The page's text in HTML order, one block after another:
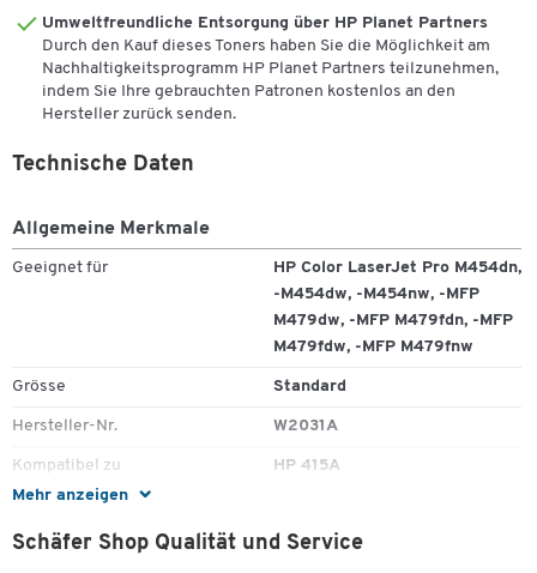
Umweltfreundliche Entsorgung über HP Planet Partners
Durch den Kauf dieses Toners haben Sie die Möglichkeit am
Nachhaltigkeitsprogramm HP Planet Partners teilzunehmen,
indem Sie Ihre gebrauchten Patronen kostenlos an den
Hersteller zurück senden.
Mehr anzeigen
Technische Daten
Allgemeine Merkmale
Geeignet für
HP Color LaserJet Pro M454dn,
-M454dw, -M454nw, -MFP
M479dw, -MFP M479fdn, -MFP
M479fdw, -MFP M479fnw
Grösse Standard
Hersteller-Nr. W2031A
Kompatibel zu HP 415A
Originalzubehör
Recycling-Programm HP Planet Partners
Schäfer Shop Qualität und Service